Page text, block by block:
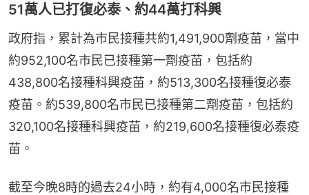
51萬人已打復必泰、約44萬打科興
政府指，累計為市民接種共約1,491,900劑疫苗，當中
約952,100名市民已接種第一劑疫苗，包括約
438,800名接種科興疫苗，約513,300名接種復必泰
疫苗。約539,800名市民已接種第二劑疫苗，包括約
320,100名接種科興疫苗，約219,600名接種復必泰疫
苗。
截至今晚8時的過去24小時，約有4,000名市民接種